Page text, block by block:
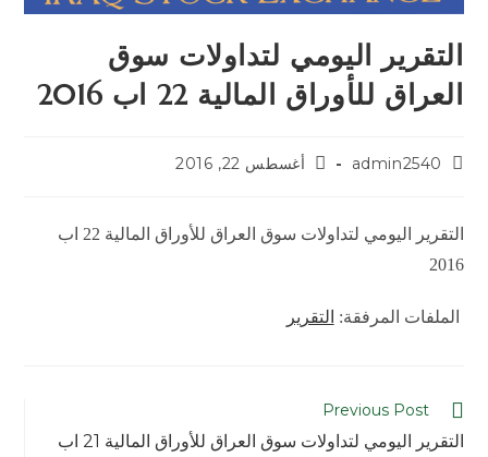
التقرير اليومي لتداولات سوق
العراق للأوراق المالية 22 اب 2016
admin2540 أغسطس 22, 2016
التقرير اليومي لتداولات سوق العراق للأوراق المالية 22 اب
2016
الملفات المرفقة: التقرير
Previous Post
التقرير اليومي لتداولات سوق العراق للأوراق المالية 21 اب